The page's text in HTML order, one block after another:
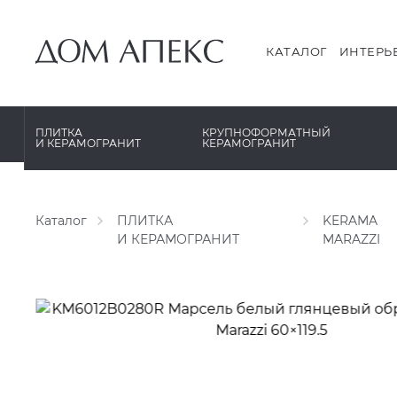
КАТАЛОГ
ПЛИТКА
И КЕРАМОГРАНИТ
PORCELANOSA
УРАЛЬСКИЙ ГРАНИТ
КРУПНОФОРМАТНЫЙ
КЕРАМОГРАНИТ
XXL Pamesa
Каталог
ПЛИТКА
И КЕРАМОГРАНИТ
KERAMA
MARAZZI